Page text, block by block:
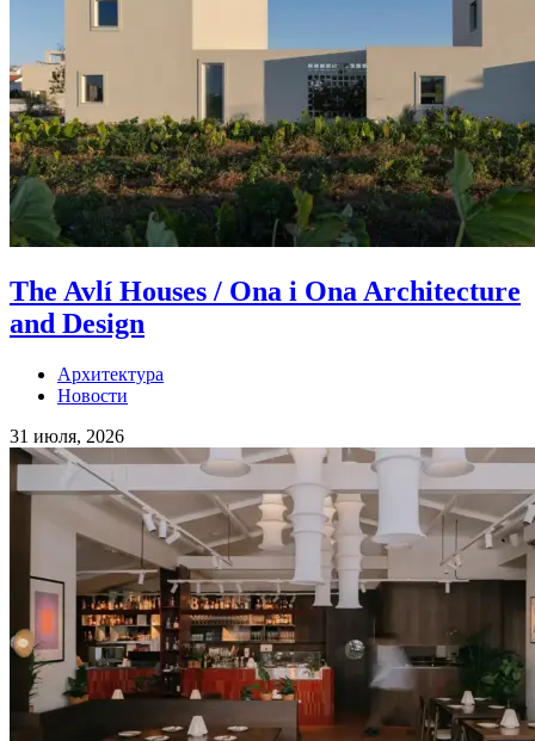
The Avlí Houses / Ona i Ona Architecture
and Design
Архитектура
Новости
31 июля, 2026